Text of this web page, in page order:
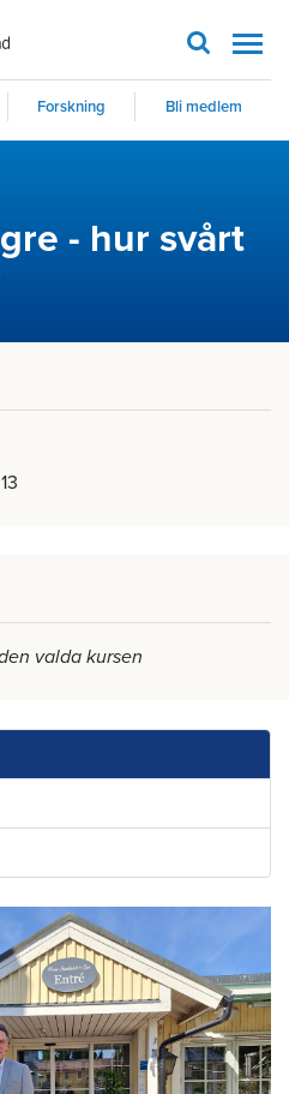
Forskning Bli medlem
- hur svårt
13
valda kursen